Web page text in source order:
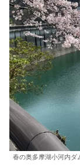
春の奥多摩湖小河内